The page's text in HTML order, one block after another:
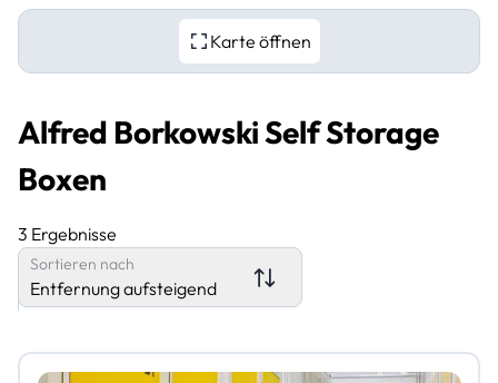
Karte öffnen
Alfred Borkowski Self Storage
Boxen
3 Ergebnisse
Sortieren nach
Entfernung aufsteigend